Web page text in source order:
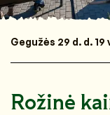
Gegužės 29 d. d. 19
Rožinė